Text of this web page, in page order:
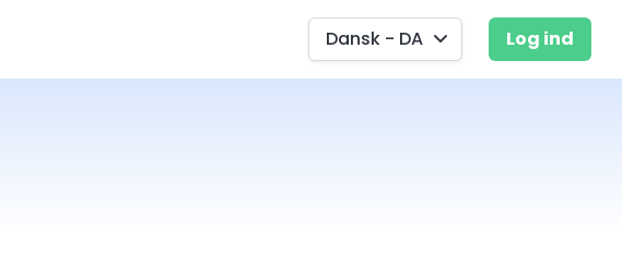
Dansk - DA Log ind